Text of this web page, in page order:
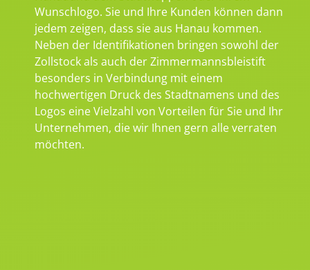
Wunschlogo. Sie und Ihre Kunden können dann
jedem zeigen, dass sie aus Hanau kommen.
Neben der Identifikationen bringen sowohl der
Zollstock als auch der Zimmermannsbleistift
besonders in Verbindung mit einem
hochwertigen Druck des Stadtnamens und des
Logos eine Vielzahl von Vorteilen für Sie und Ihr
Unternehmen, die wir Ihnen gern alle verraten
möchten.